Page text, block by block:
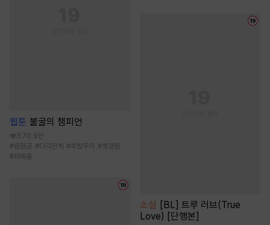
웹툰 불굴의 챔피언
570.9만
# 음험공 #다각관계 #후방주의 #첫경험
#피폐물
소설 [BL] 트루 러브(True
Love) [단행본]